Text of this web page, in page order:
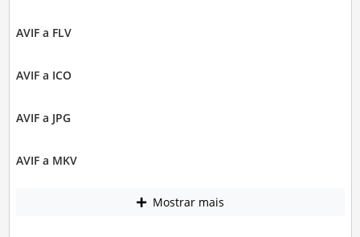
AVIF a FLV
AVIF a ICO
AVIF a JPG
AVIF a MKV
Mostrar mais